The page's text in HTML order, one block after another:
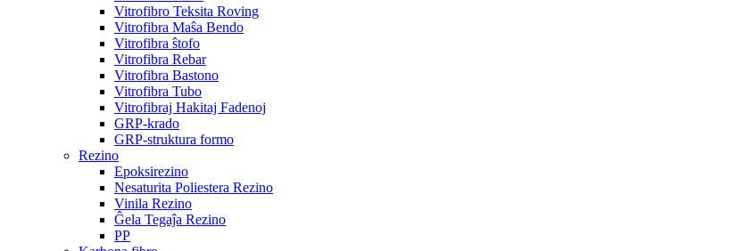
Vitrofibro Teksita Roving
Vitrofibra Maŝa Bendo
Vitrofibra ŝtofo
Vitrofibra Rebar
Vitrofibra Bastono
Vitrofibra Tubo
Vitrofibraj Hakitaj Fadenoj
GRP-krado
GRP-struktura formo
Rezino
Epoksirezino
Nesaturita Poliestera Rezino
Vinila Rezino
Ĝela Tegaĵa Rezino
PP